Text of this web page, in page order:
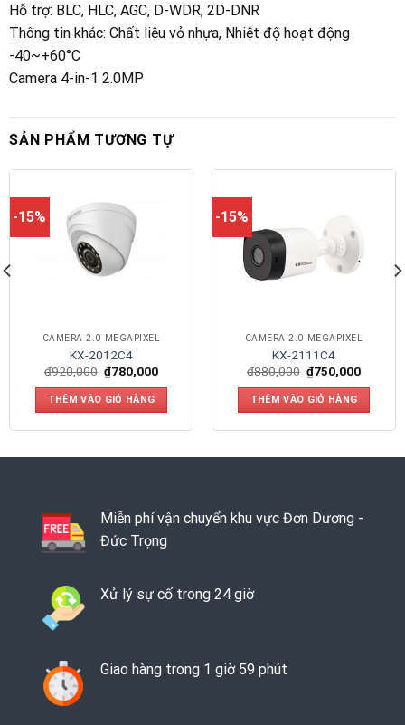
Hỗ trợ: BLC, HLC, AGC, D-WDR, 2D-DNR
Thông tin khác: Chất liệu vỏ nhựa, Nhiệt độ hoạt động
-40~+60°C
Camera 4-in-1 2.0MP
SẢN PHẨM TƯƠNG TỰ
-15%
CAMERA 2.0 MEGAPIXEL
KX-2012C4
₫920,000 ₫780,000
THÊM VÀO GIỎ HÀNG
-15%
CAMERA 2.0 MEGAPIXEL
KX-2111C4
₫880,000 ₫750,000
THÊM VÀO GIỎ HÀNG
Miễn phí vận chuyển khu vực Đơn Dương -
Đức Trọng
Xử lý sự cố trong 24 giờ
Giao hàng trong 1 giờ 59 phút